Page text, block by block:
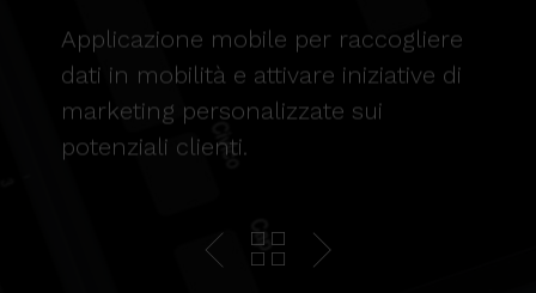
Applicazione mobile per raccogliere
dati in mobilità e attivare iniziative di
marketing personalizzate sui
potenziali clienti.